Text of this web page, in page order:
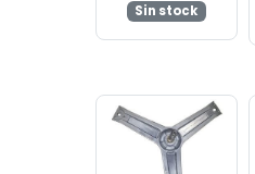
Sin stock